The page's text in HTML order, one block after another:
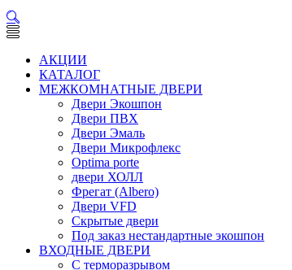
АКЦИИ
КАТАЛОГ
МЕЖКОМНАТНЫЕ ДВЕРИ
Двери Экошпон
Двери ПВХ
Двери Эмаль
Двери Микрофлекс
Optima porte
двери ХОЛЛ
Фрегат (Albero)
Двери VFD
Скрытые двери
Под заказ нестандартные экошпон
ВХОДНЫЕ ДВЕРИ
С терморазрывом